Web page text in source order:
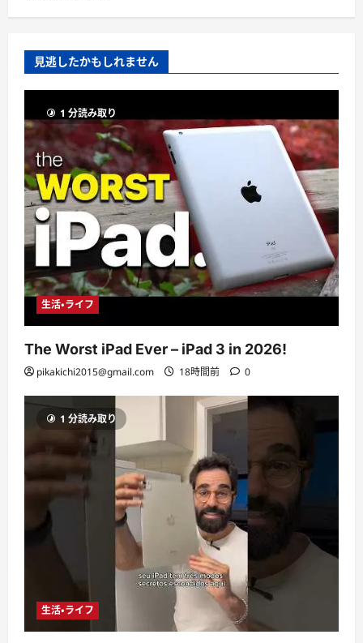
見逃したかもしれません
1 分読み取り
生活・ライフ
The Worst iPad Ever – iPad 3 in 2026!
pikakichi2015@gmail.com 18時間前 0
1 分読み取り
生活・ライフ